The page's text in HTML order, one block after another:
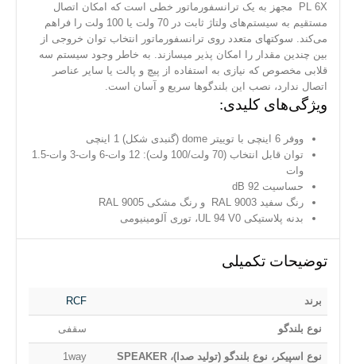
PL 6X مجهز به یک ترانسفورماتور خطی است که امکان اتصال
مستقیم به سیستم‌های ولتاژ ثابت در 70 ولت یا 100 ولت را فراهم
می‌کند. سوکت­های متعدد روی ترانسفورماتور انتخاب توان خروجی از
بین چندین مقدار را امکان پذیر می­سازند. به خاطر وجود سیستم سه
قلابی مخصوص که نیازی به استفاده از پیچ و پالت یا سایر عناصر
اتصال ندارد، نصب این بلندگوها سریع و آسان است.
ویژگی‌های کلیدی:
ووفر 6 اینچی با توییتر dome (گنبدی شکل) 1 اینچی
توان قابل انتخاب (70 ولت/100 ولت): 12 وات-6 وات-3 وات-1.5
وات
حساسیت 92 dB
رنگ سفید RAL 9003 و رنگ مشکی RAL 9005
بدنه پلاستیکی UL 94 V0، توری آلومینیومی
توضیحات تکمیلی
برند RCF
نوع بلندگو سقفی
نوع اسپیکر، نوع بلندگو (تولید صدا)، SPEAKER
1way